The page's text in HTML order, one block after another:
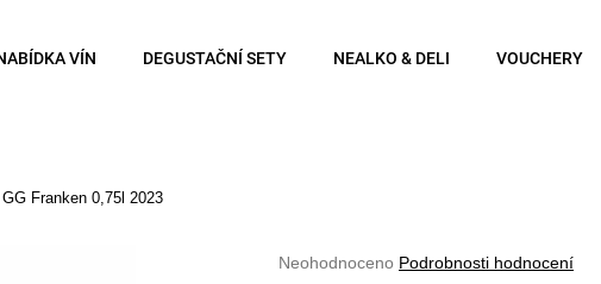
VÍN DEGUSTAČNÍ SETY NEALKO & DELI VOUCHERY
Franken 0,75l 2023
Průměrné
Neohodnoceno Podrobnosti hodnocení